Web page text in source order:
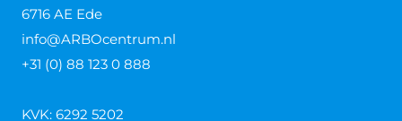
6716 AE Ede
info@ARBOcentrum.nl
+31 (0) 88 123 0 888
KVK: 6292 5202